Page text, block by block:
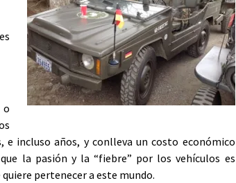
e incluso años, y conlleva un costo económico
la pasión y la “fiebre” por los vehículos es
pertenecer a este mundo.